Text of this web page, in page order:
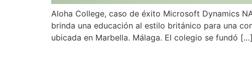
Aloha College, caso de éxito Microsoft Dynamics
brinda una educación al estilo británico para una
ubicada en Marbella. Málaga. El colegio se fundó […]